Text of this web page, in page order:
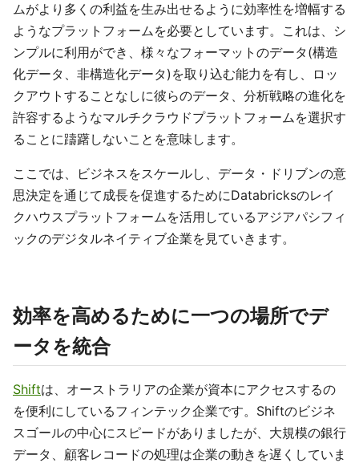
ムがより多くの利益を生み出せるように効率性を増幅する
ようなプラットフォームを必要としています。これは、シ
ンプルに利用ができ、様々なフォーマットのデータ(構造
化データ、非構造化データ)を取り込む能力を有し、ロッ
クアウトすることなしに彼らのデータ、分析戦略の進化を
許容するようなマルチクラウドプラットフォームを選択す
ることに躊躇しないことを意味します。
ここでは、ビジネスをスケールし、データ・ドリブンの意
思決定を通じて成長を促進するためにDatabricksのレイ
クハウスプラットフォームを活用しているアジアパシフィ
ックのデジタルネイティブ企業を見ていきます。
効率を高めるために一つの場所でデ
ータを統合
Shiftは、オーストラリアの企業が資本にアクセスするの
を便利にしているフィンテック企業です。Shiftのビジネ
スゴールの中心にスピードがありましたが、大規模の銀行
データ、顧客レコードの処理は企業の動きを遅くしていま